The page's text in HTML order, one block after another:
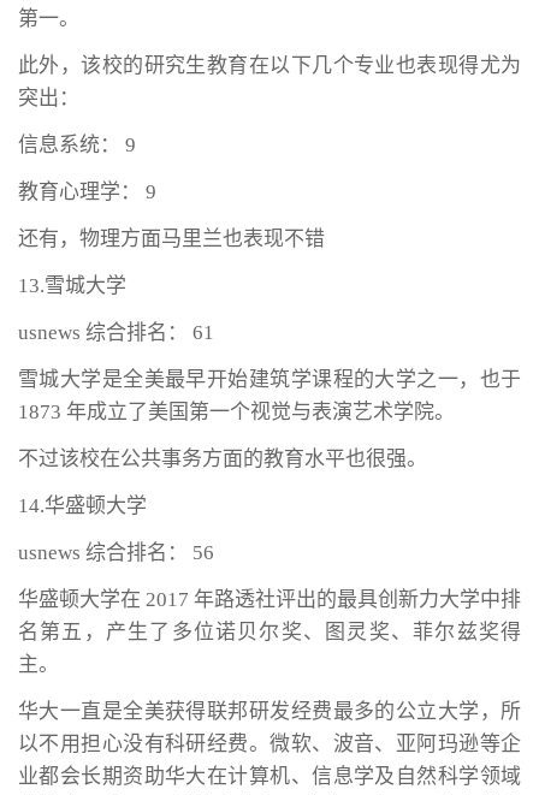
第一。
此外，该校的研究生教育在以下几个专业也表现得尤为
突出：
信息系统： 9
教育心理学： 9
还有，物理方面马里兰也表现不错
13.雪城大学
usnews 综合排名： 61
雪城大学是全美最早开始建筑学课程的大学之一，也于
1873 年成立了美国第一个视觉与表演艺术学院。
不过该校在公共事务方面的教育水平也很强。
14.华盛顿大学
usnews 综合排名： 56
华盛顿大学在 2017 年路透社评出的最具创新力大学中排
名第五，产生了多位诺贝尔奖、图灵奖、菲尔兹奖得
主。
华大一直是全美获得联邦研发经费最多的公立大学，所
以不用担心没有科研经费。微软、波音、亚阿玛逊等企
业都会长期资助华大在计算机、信息学及自然科学领域